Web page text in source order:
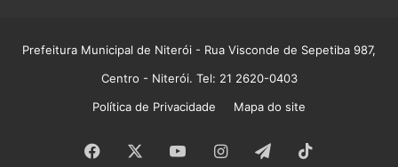
Prefeitura Municipal de Niterói - Rua Visconde de Sepetiba 987,
Centro - Niterói. Tel: 21 2620-0403
Política de Privacidade
Mapa do site
Facebook YouTubeInstagram
Telegram